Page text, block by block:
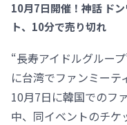
10月7日開催！神話 ド
ト、10分で売り切れ
“長寿アイドルグルー
に台湾でファンミーテ
10月7日に韓国でのフ
中、同イベントのチケ